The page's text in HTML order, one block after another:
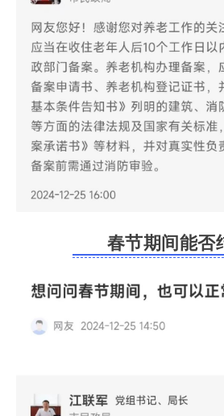
春节期间能否